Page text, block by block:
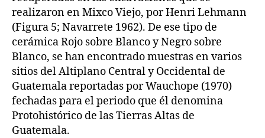
realizaron en Mixco Viejo, por Henri Lehmann
(Figura 5; Navarrete 1962). De ese tipo de
cerámica Rojo sobre Blanco y Negro sobre
Blanco, se han encontrado muestras en varios
sitios del Altiplano Central y Occidental de
Guatemala reportadas por Wauchope (1970)
fechadas para el periodo que él denomina
Protohistórico de las Tierras Altas de
Guatemala.